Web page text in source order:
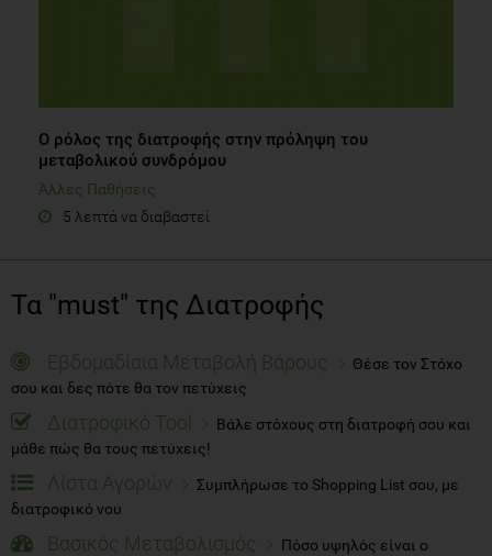
Ο ρόλος της διατροφής στην πρόληψη του
μεταβολικού συνδρόμου
Άλλες Παθήσεις
5 λεπτά να διαβαστεί
Τα "must" της Διατροφής
Εβδομαδίαια Μεταβολή Βάρους
Θέσε τον Στόχο
σου και δες πότε θα τον πετύχεις
Διατροφικό Tool
Βάλε στόχους στη διατροφή σου και
μάθε πώς θα τους πετύχεις!
Λίστα Αγορών
Συμπλήρωσε το Shopping List σου, με
διατροφικό νου
Βασικός Μεταβολισμός Πόσο υψηλός είναι ο